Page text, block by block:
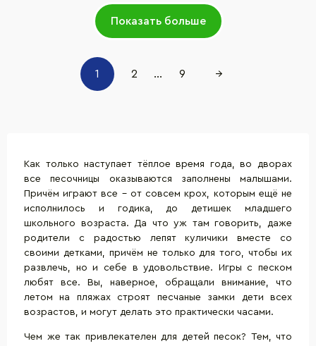
Показать больше
1 2 ... 9 →
Как только наступает тёплое время года, во дворах
все песочницы оказываются заполнены малышами.
Причём играют все – от совсем крох, которым ещё не
исполнилось и годика, до детишек младшего
школьного возраста. Да что уж там говорить, даже
родители с радостью лепят куличики вместе со
своими детками, причём не только для того, чтобы их
развлечь, но и себе в удовольствие. Игры с песком
любят все. Вы, наверное, обращали внимание, что
летом на пляжах строят песчаные замки дети всех
возрастов, и могут делать это практически часами.
Чем же так привлекателен для детей песок? Тем, что